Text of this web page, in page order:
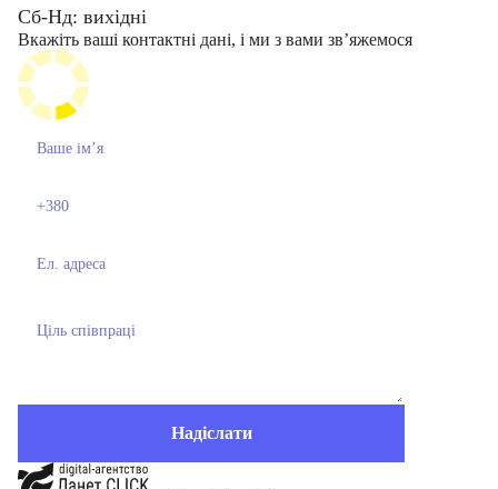
Сб-Нд: вихідні
Вкажіть ваші контактні дані, і ми з вами звʼяжемося